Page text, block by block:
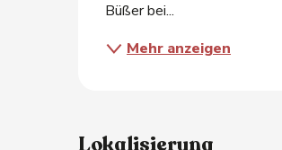
Büßer bei...
Mehr anzeigen
Lokalisierung